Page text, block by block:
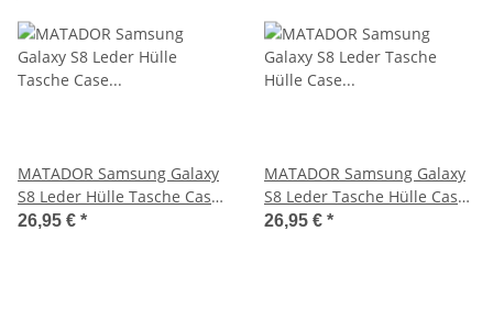
MATADOR Samsung Galaxy
S8 Leder Hülle Tasche Case
Etui Magnet Schwarz
26,95 € *
MATADOR Samsung Galaxy
S8 Leder Tasche Hülle Case
Etui Schwarz
26,95 € *